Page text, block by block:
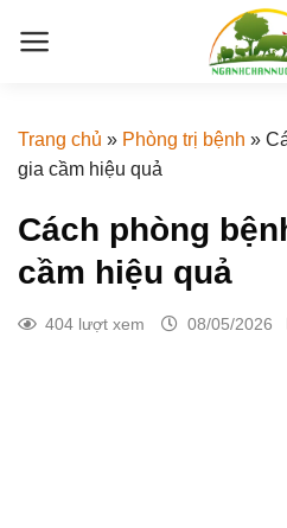
Trang chủ » Phòng trị bệnh »
gia cầm hiệu quả
Cách phòng
cầm hiệu quả
404 lượt xem 08/05/2026